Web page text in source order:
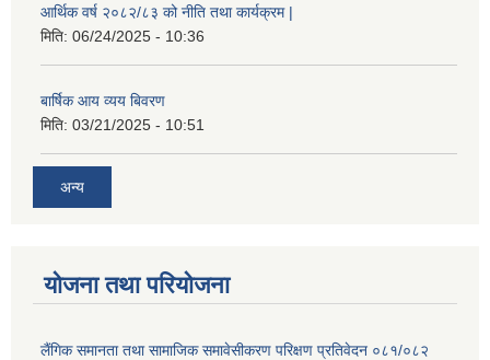
आर्थिक वर्ष २०८२/८३ को नीति तथा कार्यक्रम |
मिति: 06/24/2025 - 10:36
बार्षिक आय व्यय बिवरण
मिति: 03/21/2025 - 10:51
अन्य
योजना तथा परियोजना
लैंगिक समानता तथा सामाजिक समावेसीकरण परिक्षण प्रतिवेदन ०८१/०८२